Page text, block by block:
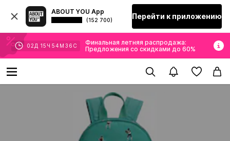
ABOUT YOU App
(152 700) Перейти к приложению
02 Д 15 Ч 54 М 36 С
Финальная летняя распродажа:
Предложения со скидками до 60%